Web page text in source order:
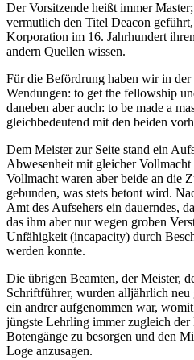
Der Vorsitzende heißt immer
vermutlich den Titel Deacon
Korporation im 16. Jahrhundert
andern Quellen wissen.
Für die Befördrung haben wir in
Wendungen: to get the fellowship
daneben aber auch: to be made a
gleichbedeutend mit den beiden
Dem Meister zur Seite stand ein
Abwesenheit mit gleicher Vollmacht
Vollmacht waren aber beide an die
gebunden, was stets betont wird.
Amt des Aufsehers ein dauerndes,
das ihm aber nur wegen groben
Unfähigkeit (incapacity) durch
werden konnte.
Die übrigen Beamten, der Meister,
Schriftführer, wurden alljährlich
ein andrer aufgenommen war,
jüngste Lehrling immer zugleich
Botengänge zu besorgen und den
Loge anzusagen.